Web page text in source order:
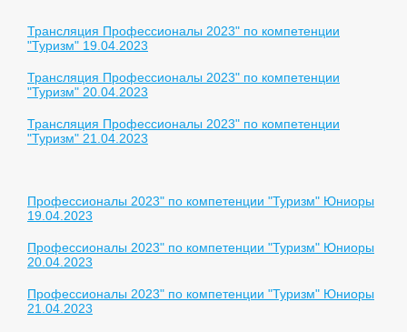
Трансляция Профессионалы 2023" по компетенции
"Туризм" 19.04.2023
Трансляция Профессионалы 2023" по компетенции
"Туризм" 20.04.2023
Трансляция Профессионалы 2023" по компетенции
"Туризм" 21.04.2023
Профессионалы 2023" по компетенции "Туризм" Юниоры
19.04.2023
Профессионалы 2023" по компетенции "Туризм" Юниоры
20.04.2023
Профессионалы 2023" по компетенции "Туризм" Юниоры
21.04.2023